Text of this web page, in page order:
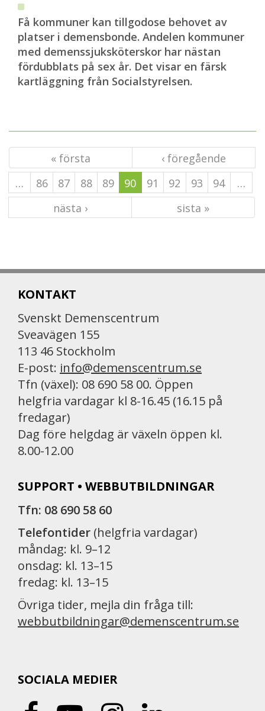
Få kommuner kan tillgodose behovet av
platser i demensbonde. Andelen kommuner
med demenssjuksköterskor har nästan
fördubblats på sex år. Det visar en färsk
kartläggning från Socialstyrelsen.
« första
‹ föregående
…
86 87 88 89 90 91 92 93 94
…
nästa ›
sista »
KONTAKT
Svenskt Demenscentrum
Sveavägen 155
113 46 Stockholm
E-post: info@demenscentrum.se
Tfn (växel): 08 690 58 00. Öppen
helgfria vardagar kl 8-16.45 (16.15 på
fredagar)
Dag före helgdag är växeln öppen kl.
8.00-12.00
SUPPORT • WEBBUTBILDNINGAR
Tfn: 08 690 58 60
Telefontider (helgfria vardagar)
måndag: kl. 9–12
onsdag: kl. 13–15
fredag: kl. 13–15
Övriga tider, mejla din fråga till:
webbutbildningar@demenscentrum.se
SOCIALA MEDIER